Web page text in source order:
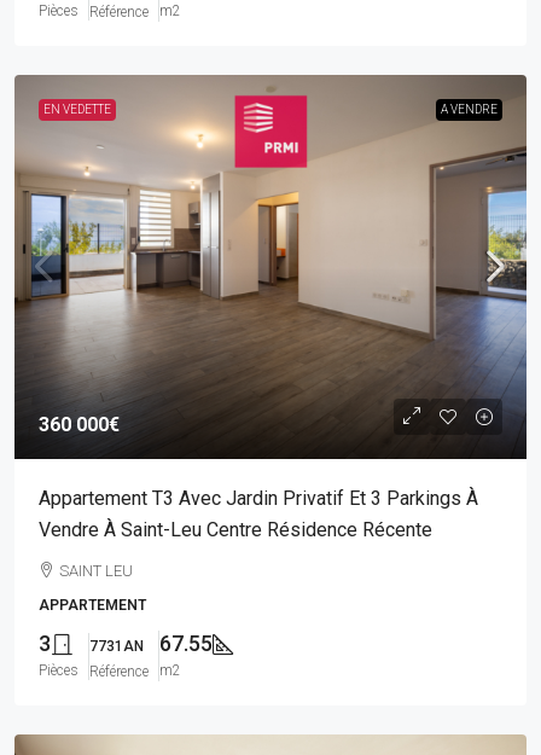
Pièces
Référence
m2
EN VEDETTE A VENDRE
360 000€
Appartement T3 Avec Jardin Privatif Et 3 Parkings À
Vendre À Saint-Leu Centre Résidence Récente
SAINT LEU
APPARTEMENT
3
Pièces
7731AN
Référence
67.55
m2